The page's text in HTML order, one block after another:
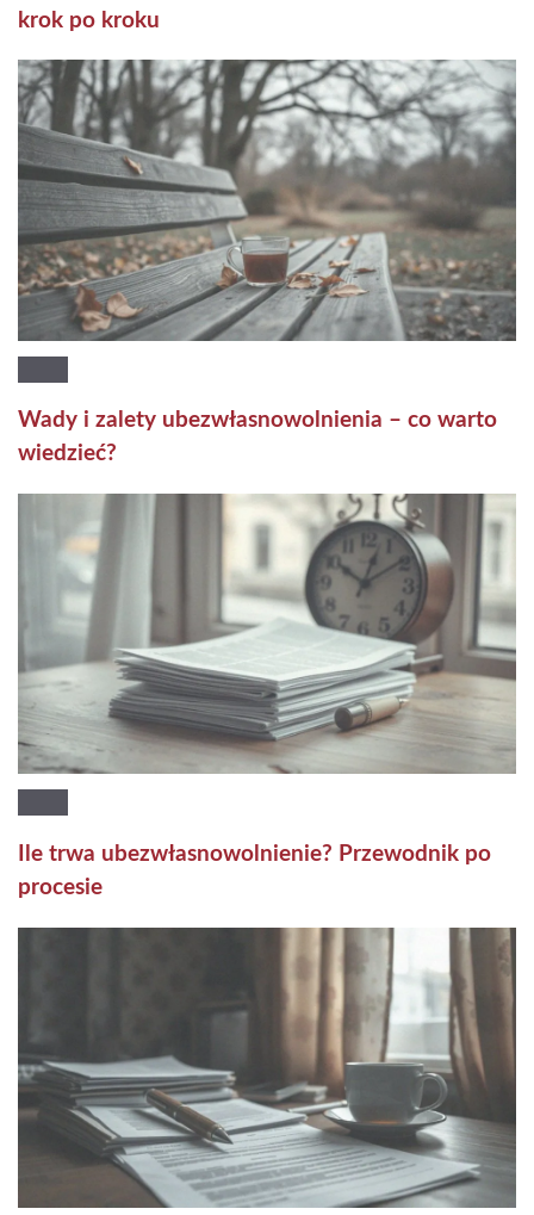
krok po kroku
Wady i zalety ubezwłasnowolnienia – co warto
wiedzieć?
Ile trwa ubezwłasnowolnienie? Przewodnik po
procesie